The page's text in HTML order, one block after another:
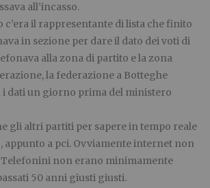
all’incasso.
c’era il rappresentante di lista che finito
in sezione per dare il dato dei voti di
alla zona di partito e la zona
la federazione a Botteghe
i dati un giorno prima del ministero
gli altri partiti per sapere in tempo reale
appunto a pci. Ovviamente internet non
Telefonini non erano minimamente
50 anni giusti giusti.